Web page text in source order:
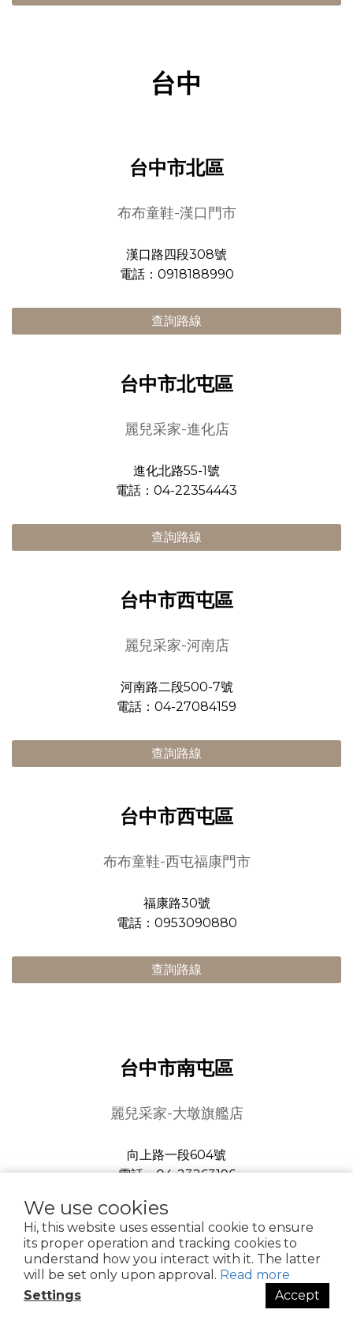
We use cookies
Hi, this website uses essential cookie to ensure
its proper operation and tracking cookies to
understand how you interact with it. The latter
will be set only upon approval. Read more
Settings
Accept
台中
台中市北區
布布童鞋-漢口門市
漢口路四段308號
電話：0918188990
查詢路線
台中市北屯區
麗兒采家-進化店
進化北路55-1號
電話：04-22354443
查詢路線
台中市西屯區
麗兒采家-河南店
河南路二段500-7號
電話：04-27084159
查詢路線
台中市西屯區
布布童鞋-西屯福康門市
福康路30號
電話：0953090880
查詢路線
台中市南屯區
麗兒采家-大墩旗艦店
向上路一段604號
電話：04-23263196
查詢路線
台中市大里區